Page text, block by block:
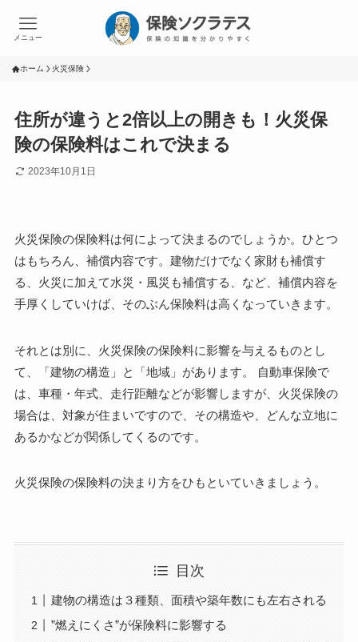
メニュー
ホーム 火災保険
住所が違うと2倍以上の開きも！火災保
険の保険料はこれで決まる
2023年10月1日
火災保険の保険料は何によって決まるのでしょうか。ひとつ
はもちろん、補償内容です。建物だけでなく家財も補償す
る、火災に加えて水災・風災も補償する、など、補償内容を
手厚くしていけば、そのぶん保険料は高くなっていきます。
それとは別に、火災保険の保険料に影響を与えるものとし
て、「建物の構造」と「地域」があります。 自動車保険で
は、車種・年式、走行距離などが影響しますが、火災保険の
場合は、対象が住まいですので、その構造や、どんな立地に
あるかなどが関係してくるのです。
火災保険の保険料の決まり方をひもといていきましょう。
目次
建物の構造は３種類、面積や築年数にも左右される
”燃えにくさ”が保険料に影響する